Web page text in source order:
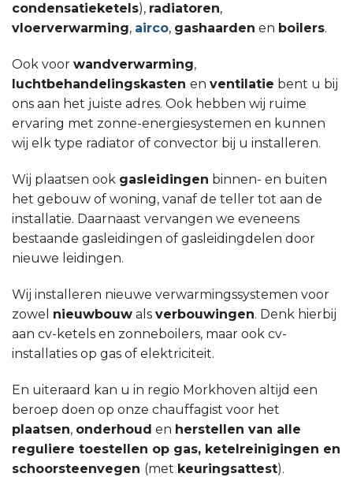
condensatieketels), radiatoren,
vloerverwarming, airco, gashaarden en boilers.
Ook voor wandverwarming,
luchtbehandelingskasten en ventilatie bent u bij
ons aan het juiste adres. Ook hebben wij ruime
ervaring met zonne-energiesystemen en kunnen
wij elk type radiator of convector bij u installeren.
Wij plaatsen ook gasleidingen binnen- en buiten
het gebouw of woning, vanaf de teller tot aan de
installatie. Daarnaast vervangen we eveneens
bestaande gasleidingen of gasleidingdelen door
nieuwe leidingen.
Wij installeren nieuwe verwarmingssystemen voor
zowel nieuwbouw als verbouwingen. Denk hierbij
aan cv-ketels en zonneboilers, maar ook cv-
installaties op gas of elektriciteit.
En uiteraard kan u in regio Morkhoven altijd een
beroep doen op onze chauffagist voor het
plaatsen, onderhoud en herstellen van alle
reguliere toestellen op gas, ketelreinigingen en
schoorsteenvegen (met keuringsattest).